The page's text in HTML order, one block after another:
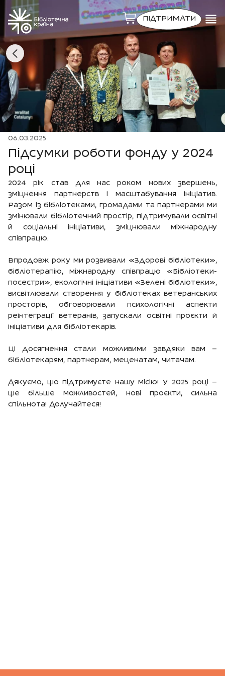
ПІДТРИМАТИ
06.03.2025
Підсумки роботи фонду у 2024
році
2024 рік став для нас роком нових звершень,
зміцнення партнерств і масштабування ініціатив.
Разом із бібліотеками, громадами та партнерами ми
змінювали бібліотечний простір, підтримували освітні
й соціальні ініціативи, зміцнювали міжнародну
співпрацю.
Впродовж року ми розвивали «Здорові бібліотеки»,
бібліотерапію, міжнародну співпрацю «Бібліотеки-
посестри», екологічні ініціативи «Зелені бібліотеки»,
висвітлювали створення у бібліотеках ветеранських
просторів, обговорювали психологічні аспекти
реінтеграції ветеранів, запускали освітні проєкти й
ініціативи для бібліотекарів.
Ці досягнення стали можливими завдяки вам —
бібліотекарям, партнерам, меценатам, читачам.
Дякуємо, що підтримуєте нашу місію! У 2025 році —
ще більше можливостей, нові проєкти, сильна
спільнота! Долучайтеся!